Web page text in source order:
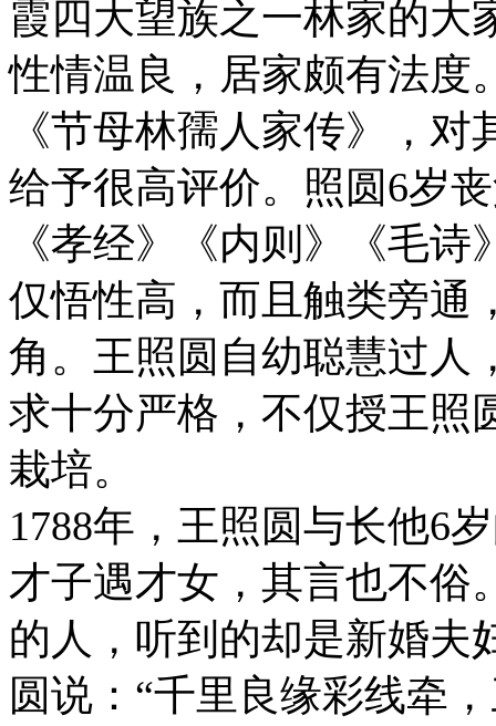
霞四大望族之一林家的大
性情温良，居家颇有法度
《节母林孺人家传》，
给予很高评价。照圆6岁
《孝经》《内则》《毛
仅悟性高，而且触类旁通
角。王照圆自幼聪慧过人
求十分严格，不仅授王照
栽培。
1788年，王照圆与长他6
才子遇才女，其言也不俗
的人，听到的却是新婚夫
圆说：“千里良缘彩线牵